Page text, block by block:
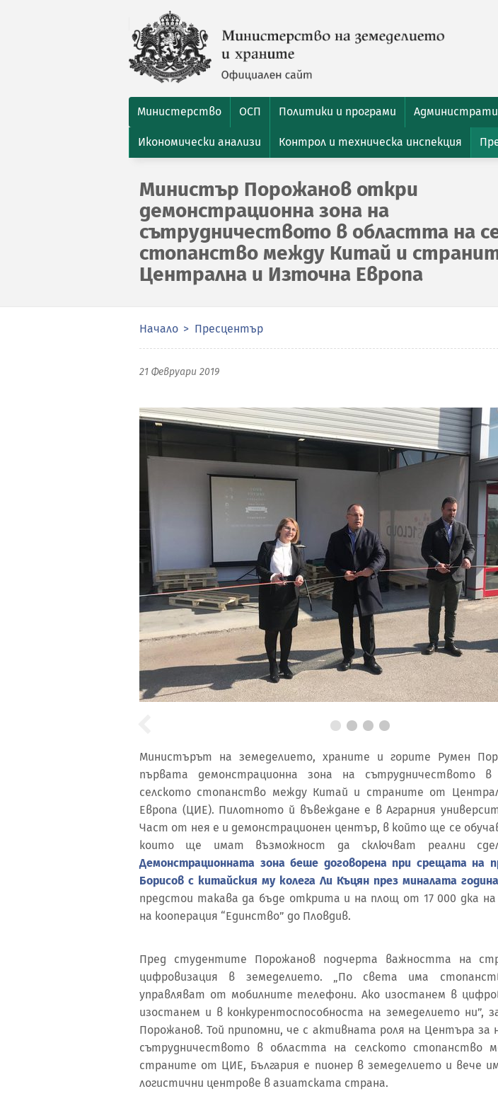
Министерство ОСП Политики и програми
Икономически анализи Контрол и техническа инспекция
Министър Порожанов откри
демонстрационна зона на
сътрудничеството в областта на
стопанство между Китай и
Централна и Източна Европа
Начало Пресцентър
21 Февруари 2019
Министърът на земеделието, храните и горите Румен
първата демонстрационна зона на сътрудничеството
селското стопанство между Китай и страните от
Европа (ЦИЕ). Пилотното й въвеждане е в Аграрния
Част от нея е и демонстрационен център, в който ще се
които ще имат възможност да сключват реални
Демонстрационната зона беше договорена при срещата на
Борисов с китайския му колега Ли Къцян през миналата
предстои такава да бъде открита и на площ от 17 000 дка
на кооперация “Единство” до Пловдив.
Пред студентите Порожанов подчерта важността на
цифровизация в земеделието. „По света има
управляват от мобилните телефони. Ако изостанем в
изостанем и в конкурентоспособноста на земеделието ни”,
Порожанов. Той припомни, че с активната роля на Центъра за
сътрудничеството в областта на селското стопанство
страните от ЦИЕ, България е пионер в земеделието и вече
логистични центрове в азиатската страна.